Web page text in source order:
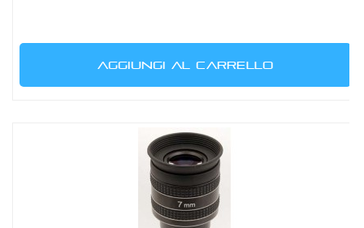
AGGIUNGI AL CARRELLO